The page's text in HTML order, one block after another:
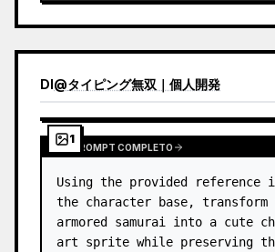
DI@タイピング無双｜個人開発
1
VEDI PROMPT COMPLETO
Using the provided reference
the character base, transform
armored samurai into a cute
art sprite while preserving